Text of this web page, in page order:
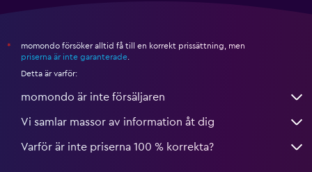
*
momondo försöker alltid få till en korrekt prissättning, men
priserna är inte garanterade
Detta är varför:
momondo är inte försäljaren
Vi samlar massor av information åt dig
Varför är inte priserna 100 % korrekta?